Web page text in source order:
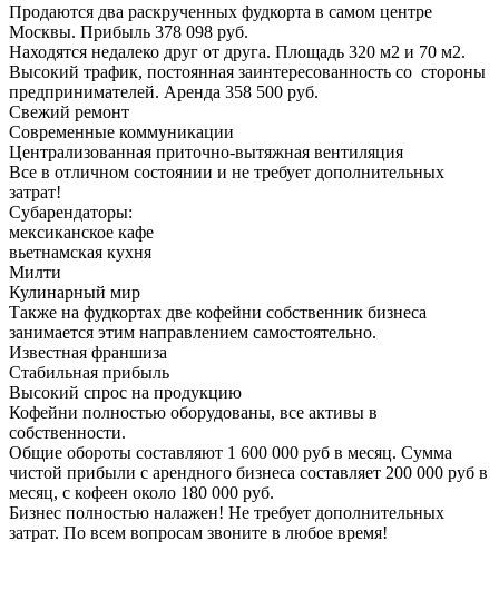
Продаются два раскрученных фудкорта в самом центре
Москвы. Прибыль 378 098 руб.
Находятся недалеко друг от друга. Площадь 320 м2 и 70 м2.
Высокий трафик, постоянная заинтересованность со стороны
предпринимателей. Аренда 358 500 руб.
Свежий ремонт
Современные коммуникации
Централизованная приточно-вытяжная вентиляция
Все в отличном состоянии и не требует дополнительных
затрат!
Субарендаторы:
мексиканское кафе
вьетнамская кухня
Милти
Кулинарный мир
Также на фудкортах две кофейни собственник бизнеса
занимается этим направлением самостоятельно.
Известная франшиза
Стабильная прибыль
Высокий спрос на продукцию
Кофейни полностью оборудованы, все активы в
собственности.
Общие обороты составляют 1 600 000 руб в месяц. Сумма
чистой прибыли с арендного бизнеса составляет 200 000 руб в
месяц, с кофеен около 180 000 руб.
Бизнес полностью налажен! Не требует дополнительных
затрат. По всем вопросам звоните в любое время!